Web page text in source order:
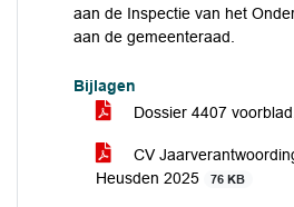
aan de Inspectie van het
aan de gemeenteraad.
Bijlagen
Dossier 4407
CV
Heusden 2025
76 KB